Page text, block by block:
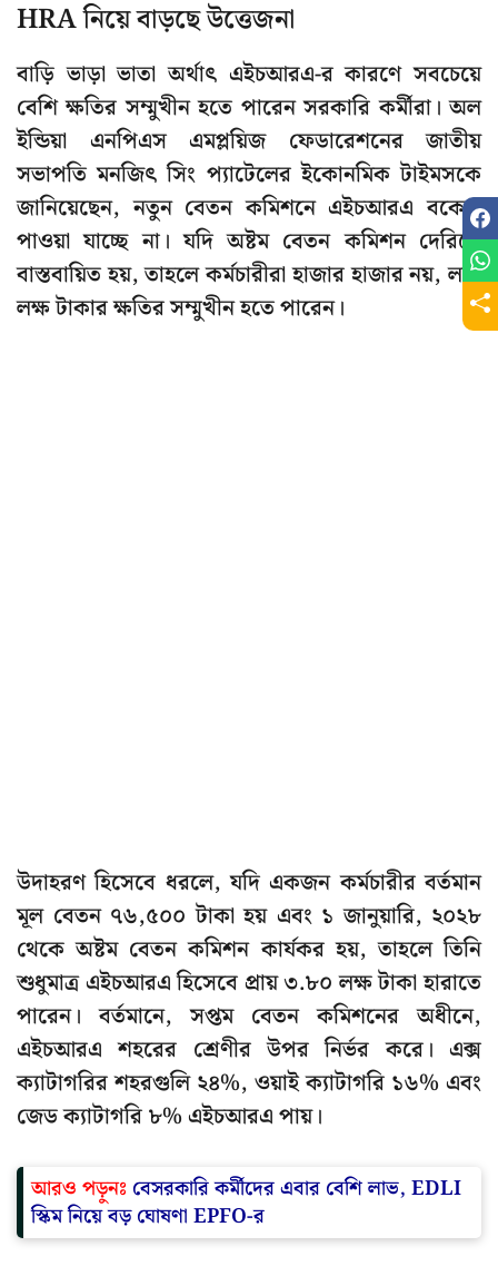
HRA নিয়ে বাড়ছে উত্তেজনা
বাড়ি ভাড়া ভাতা অর্থাৎ এইচআরএ-র কারণে সবচেয়ে
বেশি ক্ষতির সম্মুখীন হতে পারেন সরকারি কর্মীরা। অল
ইন্ডিয়া এনপিএস এমপ্লয়িজ ফেডারেশনের জাতীয়
সভাপতি মনজিৎ সিং প্যাটেলের ইকোনমিক টাইমসকে
জানিয়েছেন, নতুন বেতন কমিশনে এইচআরএ বকেয়া
পাওয়া যাচ্ছে না। যদি অষ্টম বেতন কমিশন দেরিতে
বাস্তবায়িত হয়, তাহলে কর্মচারীরা হাজার হাজার নয়, লক্ষ
লক্ষ টাকার ক্ষতির সম্মুখীন হতে পারেন।
উদাহরণ হিসেবে ধরলে, যদি একজন কর্মচারীর বর্তমান
মূল বেতন ৭৬,৫০০ টাকা হয় এবং ১ জানুয়ারি, ২০২৮
থেকে অষ্টম বেতন কমিশন কার্যকর হয়, তাহলে তিনি
শুধুমাত্র এইচআরএ হিসেবে প্রায় ৩.৮০ লক্ষ টাকা হারাতে
পারেন। বর্তমানে, সপ্তম বেতন কমিশনের অধীনে,
এইচআরএ শহরের শ্রেণীর উপর নির্ভর করে। এক্স
ক্যাটাগরির শহরগুলি ২৪%, ওয়াই ক্যাটাগরি ১৬% এবং
জেড ক্যাটাগরি ৮% এইচআরএ পায়।
আরও পড়ুনঃ বেসরকারি কর্মীদের এবার বেশি লাভ, EDLI
স্কিম নিয়ে বড় ঘোষণা EPFO-র